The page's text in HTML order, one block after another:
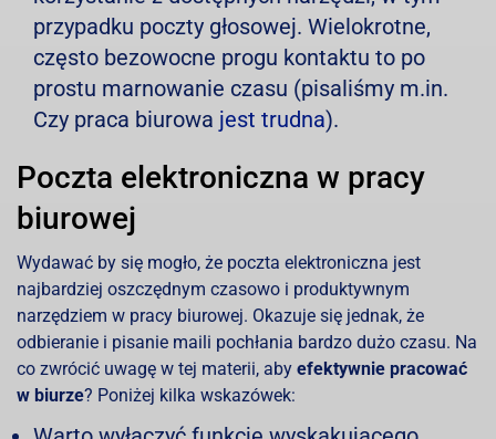
przypadku poczty głosowej. Wielokrotne,
często bezowocne progu kontaktu to po
prostu marnowanie czasu (pisaliśmy m.in.
Czy praca biurowa jest trudna).
Poczta elektroniczna w pracy
biurowej
Wydawać by się mogło, że poczta elektroniczna jest
najbardziej oszczędnym czasowo i produktywnym
narzędziem w pracy biurowej. Okazuje się jednak, że
odbieranie i pisanie maili pochłania bardzo dużo czasu. Na
co zwrócić uwagę w tej materii, aby efektywnie pracować
w biurze? Poniżej kilka wskazówek: